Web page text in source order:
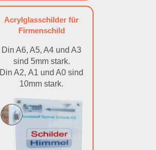
Acrylglasschilder für
Firmenschild
Din A6, A5, A4 und A3
sind 5mm stark.
Din A2, A1 und A0 sind
10mm stark.